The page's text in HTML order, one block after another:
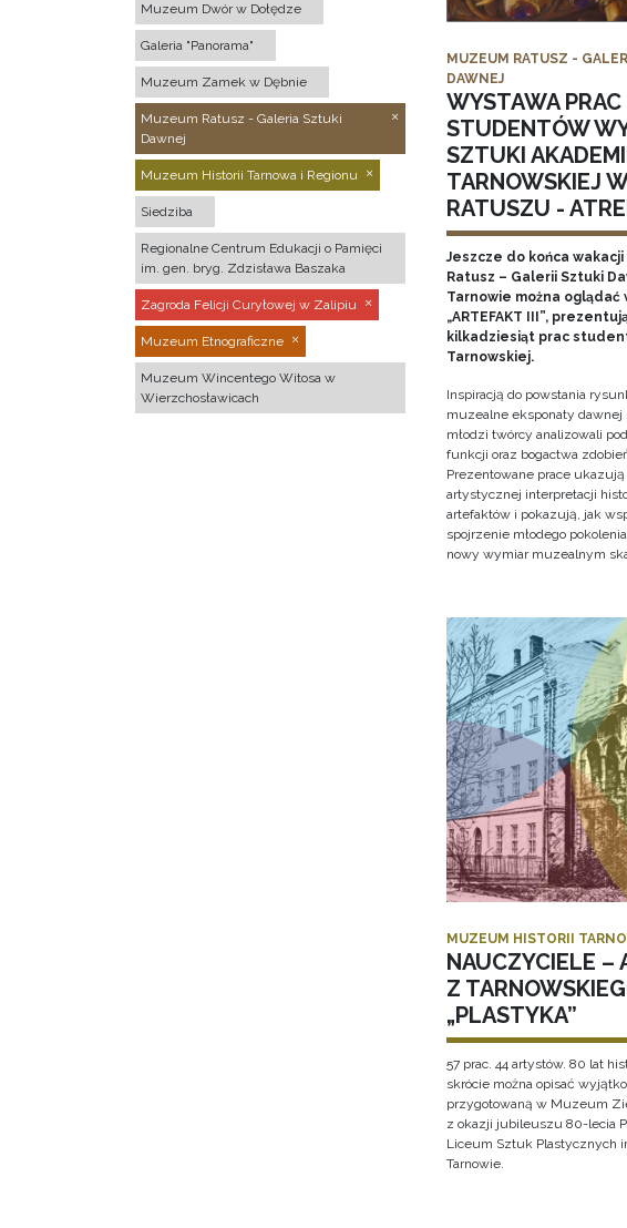
Muzeum Dwór w Dołędze
Galeria "Panorama"
Muzeum Zamek w Dębnie
Muzeum Ratusz - Galeria Sztuki
Dawnej
Muzeum Historii Tarnowa i Regionu
Siedziba
Regionalne Centrum Edukacji o Pamięci
im. gen. bryg. Zdzisława Baszaka
Zagroda Felicji Curyłowej w Zalipiu
Muzeum Etnograficzne
Muzeum Wincentego Witosa w
Wierzchosławicach
MUZEUM RATUSZ -
DAWNEJ
WYSTAWA PRAC
STUDENTÓW
SZTUKI
TARNOWSKIEJ W
RATUSZU -
Jeszcze do końca wakacji
Ratusz – Galerii Sztuki
Tarnowie można oglądać
„ARTEFAKT III”,
kilkadziesiąt prac
Tarnowskiej.
Inspiracją do powstania
muzealne eksponaty
młodzi twórcy analizowali
funkcji oraz bogactwa
Prezentowane prace ukazują
artystycznej interpretacji
artefaktów i pokazują, jak
spojrzenie młodego
nowy wymiar muzealnym
MUZEUM HISTORII
NAUCZYCIELE –
Z
„PLASTYKA”
57 prac. 44 artystów. 80 lat
skrócie można opisać
przygotowaną w Muzeum
z okazji jubileuszu 80-lecia
Liceum Sztuk Plastycznych
Tarnowie.